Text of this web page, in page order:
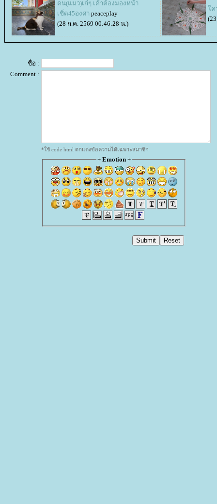
คน(แมว)เก๋ๆ เค้าต้องมองหน้า
เชิ่ด45องศา peaceplay
(28 ก.ค. 2569 00:46:28 น.)
ค
ชื่อ :
Comment :
*ใช้ code html ตกแต่งข้อความได้เฉพาะสมาชิก
+ Emotion+